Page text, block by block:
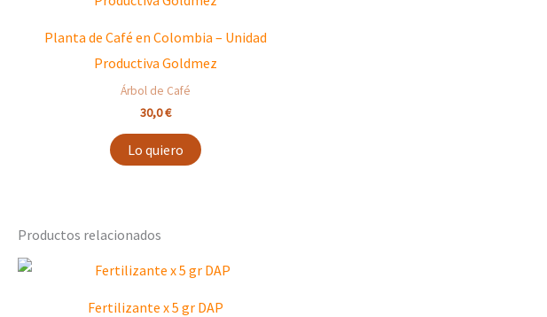
Planta de Café en Colombia – Unidad
Productiva Goldmez
Árbol de Café
30,0€
Lo quiero
Productos relacionados
Fertilizante x 5 gr DAP